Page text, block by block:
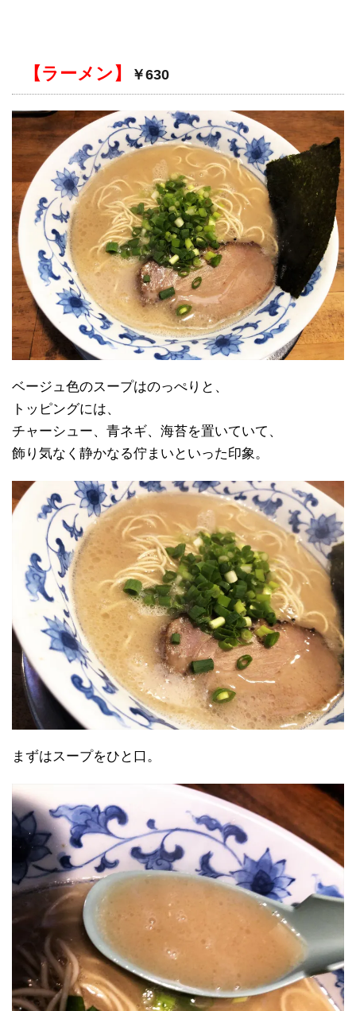
【ラーメン】 ￥630
ベージュ色のスープはのっぺりと、
トッピングには、
チャーシュー、青ネギ、海苔を置いていて、
飾り気なく静かなる佇まいといった印象。
まずはスープをひと口。